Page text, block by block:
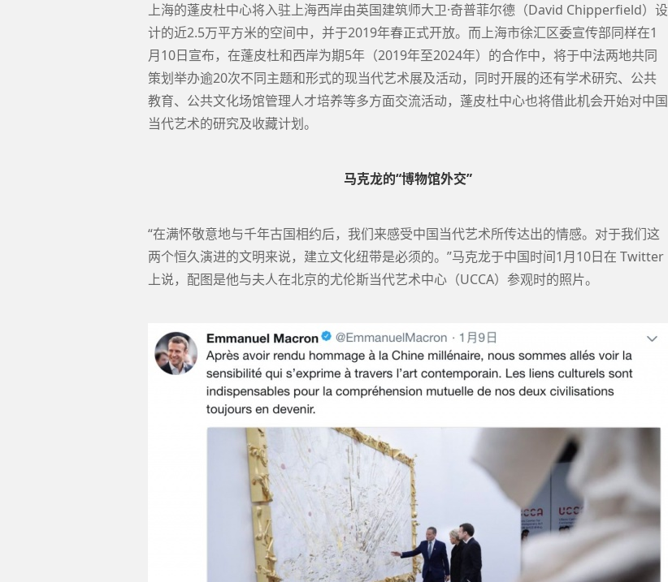
上海的蓬皮杜中心将入驻上海西岸由英国建筑师大卫·奇普菲尔德（David Chipperfield）设
计的近2.5万平方米的空间中，并于2019年春正式开放。而上海市徐汇区委宣传部同样在1
月10日宣布，在蓬皮杜和西岸为期5年（2019年至2024年）的合作中，将于中法两地共同
策划举办逾20次不同主题和形式的现当代艺术展及活动，同时开展的还有学术研究、公共
教育、公共文化场馆管理人才培养等多方面交流活动，蓬皮杜中心也将借此机会开始对中国
当代艺术的研究及收藏计划。
马克龙的“博物馆外交”
“在满怀敬意地与千年古国相约后，我们来感受中国当代艺术所传达出的情感。对于我们这
两个恒久演进的文明来说，建立文化纽带是必须的。”马克龙于中国时间1月10日在 Twitter
上说，配图是他与夫人在北京的尤伦斯当代艺术中心（UCCA）参观时的照片。